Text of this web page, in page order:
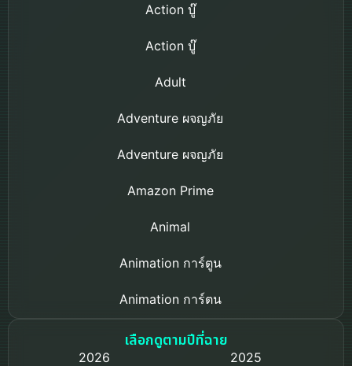
Action บู๊
Action บู๊
Adult
Adventure ผจญภัย
Adventure ผจญภัย
Amazon Prime
Animal
Animation การ์ตูน
Animation การ์ตูน
Based on a True Story เรื่องจริง
เลือกดูตามปีที่ฉาย
2026
2025